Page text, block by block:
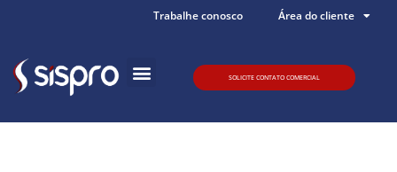
Trabalhe conosco Área do cliente
SOLICITE CONTATO COMERCIAL